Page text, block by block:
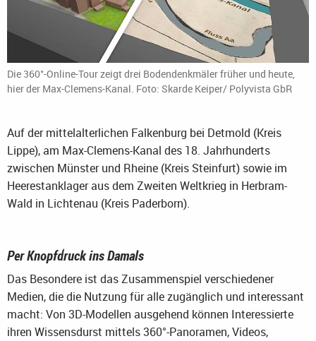
Die 360°-Online-Tour zeigt drei Bodendenkmäler früher und heute,
hier der Max-Clemens-Kanal. Foto: Skarde Keiper/ Polyvista GbR
Auf der mittelalterlichen Falkenburg bei Detmold (Kreis
Lippe), am Max-Clemens-Kanal des 18. Jahrhunderts
zwischen Münster und Rheine (Kreis Steinfurt) sowie im
Heerestanklager aus dem Zweiten Weltkrieg in Herbram-
Wald in Lichtenau (Kreis Paderborn).
Per Knopfdruck ins Damals
Das Besondere ist das Zusammenspiel verschiedener
Medien, die die Nutzung für alle zugänglich und interessant
macht: Von 3D-Modellen ausgehend können Interessierte
ihren Wissensdurst mittels 360°-Panoramen, Videos,